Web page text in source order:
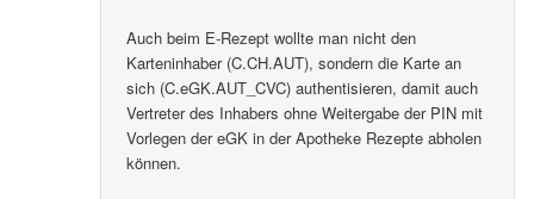
Auch beim E-Rezept wollte man nicht den
Karteninhaber (C.CH.AUT), sondern die Karte an
sich (C.eGK.AUT_CVC) authentisieren, damit auch
Vertreter des Inhabers ohne Weitergabe der PIN mit
Vorlegen der eGK in der Apotheke Rezepte abholen
können.